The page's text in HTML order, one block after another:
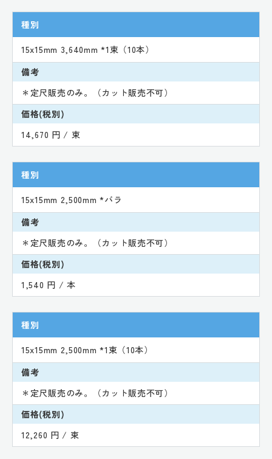
種別
15x15mm 3,640mm *1束（10本）
備考
＊定尺販売のみ。（カット販売不可）
価格(税別)
14,670 円 / 束
種別
15x15mm 2,500mm *バラ
備考
＊定尺販売のみ。（カット販売不可）
価格(税別)
1,540 円 / 本
種別
15x15mm 2,500mm *1束（10本）
備考
＊定尺販売のみ。（カット販売不可）
価格(税別)
12,260 円 / 束